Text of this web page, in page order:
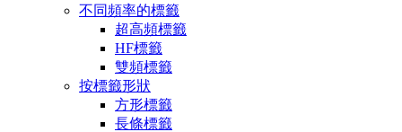
不同頻率的標籤
超高頻標籤
HF標籤
雙頻標籤
按標籤形狀
方形標籤
長條標籤